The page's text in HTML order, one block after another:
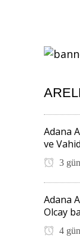
Adana
ve
3
Adana
Olcay
4